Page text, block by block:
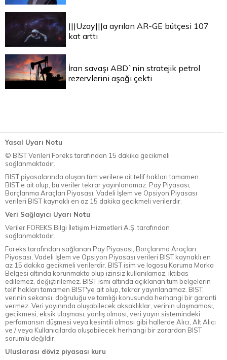
|||Uzay|||a ayrılan AR-GE bütçesi 107
kat arttı
İran savaşı ABD`nin stratejik petrol
rezervlerini aşağı çekti
Yasal Uyarı Notu
© BİST Verileri Foreks tarafından 15 dakika gecikmeli
sağlanmaktadır.
BIST piyasalarında oluşan tüm verilere ait telif hakları tamamen
BIST'e ait olup, bu veriler tekrar yayınlanamaz. Pay Piyasası,
Borçlanma Araçları Piyasası, Vadeli İşlem ve Opsiyon Piyasası
verileri BIST kaynaklı en az 15 dakika gecikmeli verilerdir.
Veri Sağlayıcı Uyarı Notu
Veriler FOREKS Bilgi İletişim Hizmetleri A.Ş. tarafından
sağlanmaktadır.
Foreks tarafından sağlanan Pay Piyasası, Borçlanma Araçları
Piyasası, Vadeli İşlem ve Opsiyon Piyasası verileri BIST kaynaklı en
az 15 dakika gecikmeli verilerdir. BIST isim ve logosu Koruma Marka
Belgesi altında korunmakta olup izinsiz kullanılamaz, iktibas
edilemez, değiştirilemez. BIST ismi altında açıklanan tüm belgelerin
telif hakları tamamen BIST'ye ait olup, tekrar yayınlanamaz. BIST,
verinin sekansı, doğruluğu ve tamlığı konusunda herhangi bir garanti
vermez. Veri yayınında oluşabilecek aksaklıklar, verinin ulaşmaması,
gecikmesi, eksik ulaşması, yanlış olması, veri yayın sistemindeki
perfomansın düşmesi veya kesintili olması gibi hallerde Alıcı, Alt Alıcı
ve / veya Kullanıcılarda oluşabilecek herhangi bir zarardan BIST
sorumlu değildir.
Uluslarası döviz piyasası kuru